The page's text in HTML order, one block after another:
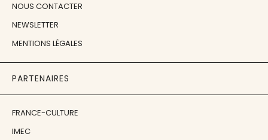
NOUS CONTACTER
NEWSLETTER
MENTIONS LÉGALES
PARTENAIRES
FRANCE-CULTURE
IMEC